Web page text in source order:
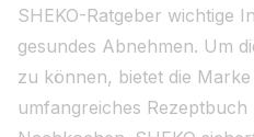
SHEKO-Ratgeber wichtige
gesundes Abnehmen. Um
zu können, bietet die
umfangreiches